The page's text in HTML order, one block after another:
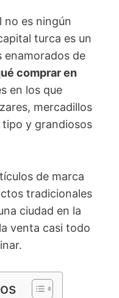
no es ningún
turca es un
enamorados de
comprar en
en los que
mercadillos
y grandiosos
de marca
tradicionales
ciudad en la
venta casi todo